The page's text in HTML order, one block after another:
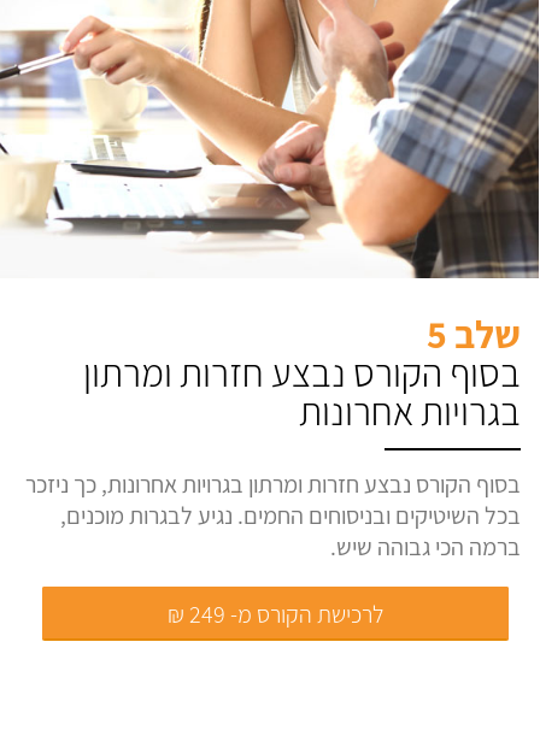
שלב 5
בסוף הקורס נבצע חזרות ומרתון
בגרויות אחרונות
בסוף הקורס נבצע חזרות ומרתון בגרויות אחרונות, כך ניזכר
בכל השיטיקים ובניסוחים החמים. נגיע לבגרות מוכנים,
ברמה הכי גבוהה שיש.
לרכישת הקורס מ- 249 ₪